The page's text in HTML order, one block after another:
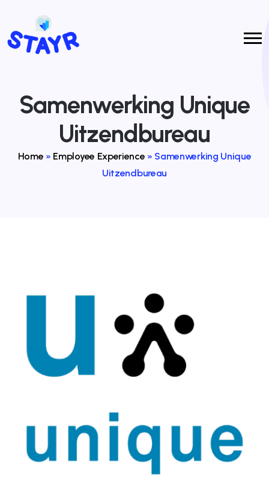
Samenwerking Unique
Uitzendbureau
Home » Employee Experience » Samenwerking Unique
Uitzendbureau